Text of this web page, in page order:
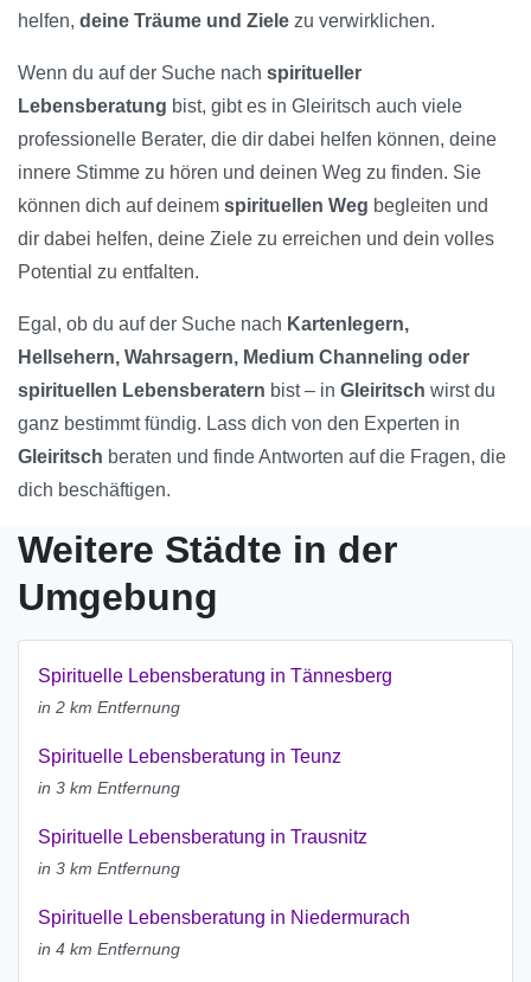
helfen, deine Träume und Ziele zu verwirklichen.
Wenn du auf der Suche nach spiritueller
Lebensberatung bist, gibt es in Gleiritsch auch viele
professionelle Berater, die dir dabei helfen können, deine
innere Stimme zu hören und deinen Weg zu finden. Sie
können dich auf deinem spirituellen Weg begleiten und
dir dabei helfen, deine Ziele zu erreichen und dein volles
Potential zu entfalten.
Egal, ob du auf der Suche nach Kartenlegern,
Hellsehern, Wahrsagern, Medium Channeling oder
spirituellen Lebensberatern bist – in Gleiritsch wirst du
ganz bestimmt fündig. Lass dich von den Experten in
Gleiritsch beraten und finde Antworten auf die Fragen, die
dich beschäftigen.
Weitere Städte in der
Umgebung
Spirituelle Lebensberatung in Tännesberg
in 2 km Entfernung
Spirituelle Lebensberatung in Teunz
in 3 km Entfernung
Spirituelle Lebensberatung in Trausnitz
in 3 km Entfernung
Spirituelle Lebensberatung in Niedermurach
in 4 km Entfernung